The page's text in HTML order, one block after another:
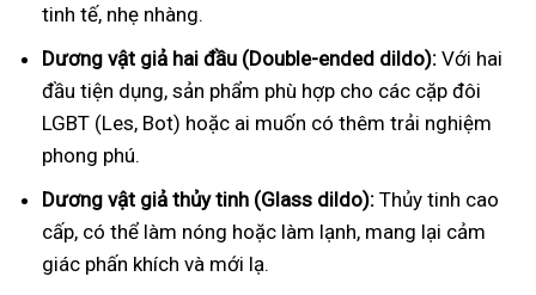
tinh tế, nhẹ nhàng.
Dương vật giả hai đầu (Double-ended dildo): Với hai
đầu tiện dụng, sản phẩm phù hợp cho các cặp đôi
LGBT (Les, Bot) hoặc ai muốn có thêm trải nghiệm
phong phú.
Dương vật giả thủy tinh (Glass dildo): Thủy tinh cao
cấp, có thể làm nóng hoặc làm lạnh, mang lại cảm
giác phấn khích và mới lạ.